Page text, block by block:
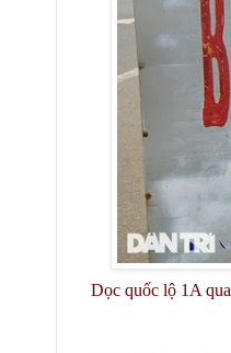
Dọc quốc lộ 1A